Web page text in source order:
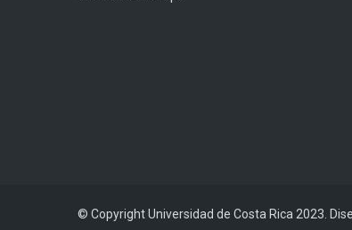
© Copyright Universidad de Costa Rica 2023.